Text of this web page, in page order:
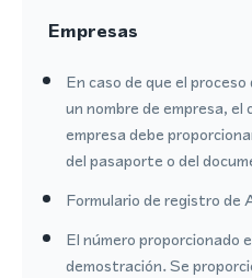
Empresas
En caso de que el
un nombre de empresa,
empresa debe
del pasaporte o del
Formulario de registro de
El número proporcionado
demostración. Se